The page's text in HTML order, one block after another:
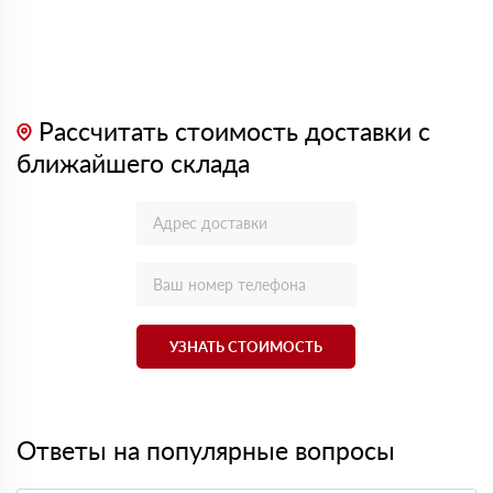
Рассчитать стоимость доставки с
ближайшего склада
УЗНАТЬ СТОИМОСТЬ
Ответы на популярные вопросы